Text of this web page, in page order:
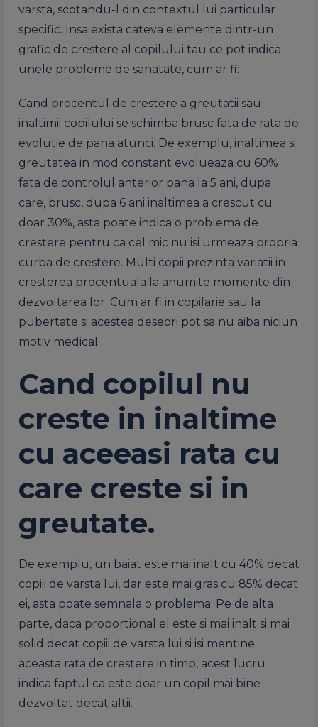
varsta, scotandu-l din contextul lui particular
specific. Insa exista cateva elemente dintr-un
grafic de crestere al copilului tau ce pot indica
unele probleme de sanatate, cum ar fi:
Cand procentul de crestere a greutatii sau
inaltimii copilului se schimba brusc fata de rata de
evolutie de pana atunci. De exemplu, inaltimea si
greutatea in mod constant evolueaza cu 60%
fata de controlul anterior pana la 5 ani, dupa
care, brusc, dupa 6 ani inaltimea a crescut cu
doar 30%, asta poate indica o problema de
crestere pentru ca cel mic nu isi urmeaza propria
curba de crestere. Multi copii prezinta variatii in
cresterea procentuala la anumite momente din
dezvoltarea lor. Cum ar fi in copilarie sau la
pubertate si acestea deseori pot sa nu aiba niciun
motiv medical.
Cand copilul nu
creste in inaltime
cu aceeasi rata cu
care creste si in
greutate.
De exemplu, un baiat este mai inalt cu 40% decat
copiii de varsta lui, dar este mai gras cu 85% decat
ei, asta poate semnala o problema. Pe de alta
parte, daca proportional el este si mai inalt si mai
solid decat copiii de varsta lui si isi mentine
aceasta rata de crestere in timp, acest lucru
indica faptul ca este doar un copil mai bine
dezvoltat decat altii.